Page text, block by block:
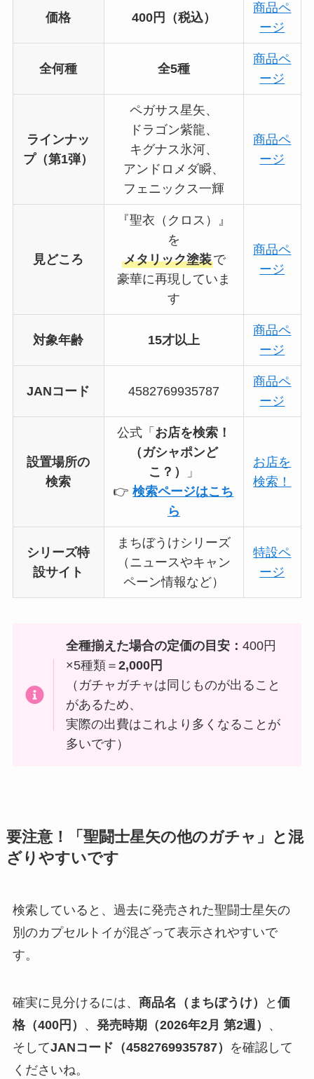
価格 400円（税込）
商品ペ
ージ
全何種 全5種
商品ペ
ージ
ラインナッ
プ（第1弾）
ペガサス星矢、
ドラゴン紫龍、
キグナス氷河、
アンドロメダ瞬、
フェニックス一輝
商品ペ
ージ
見どころ
『聖衣（クロス）』
を
メタリック塗装で
豪華に再現していま
す
商品ペ
ージ
対象年齢 15才以上
商品ペ
ージ
JANコード 4582769935787
商品ペ
ージ
設置場所の
検索
公式「 お店を検索！
（ガシャポンど
こ？）
」
👉検索ページはこち
ら
お店を
検索！
シリーズ特
設サイト
まちぼうけシリーズ
（ニュースやキャン
ペーン情報など）
特設ペ
ージ
全種揃えた場合の定価の目安：400円
×5種類＝2,000円
（ガチャガチャは同じものが出ること
があるため、
実際の出費はこれより多くなることが
多いです）
要注意！「聖闘士星矢の他のガチャ」と混
ざりやすいです
検索していると、過去に発売された聖闘士星矢の
別のカプセルトイが混ざって表示されやすいで
す。
確実に見分けるには、 商品名（まちぼうけ） と 価
格（400円）
、 発売時期（2026年2月 第2週）
、
そしてJANコード（4582769935787）
を確認して
くださいね。